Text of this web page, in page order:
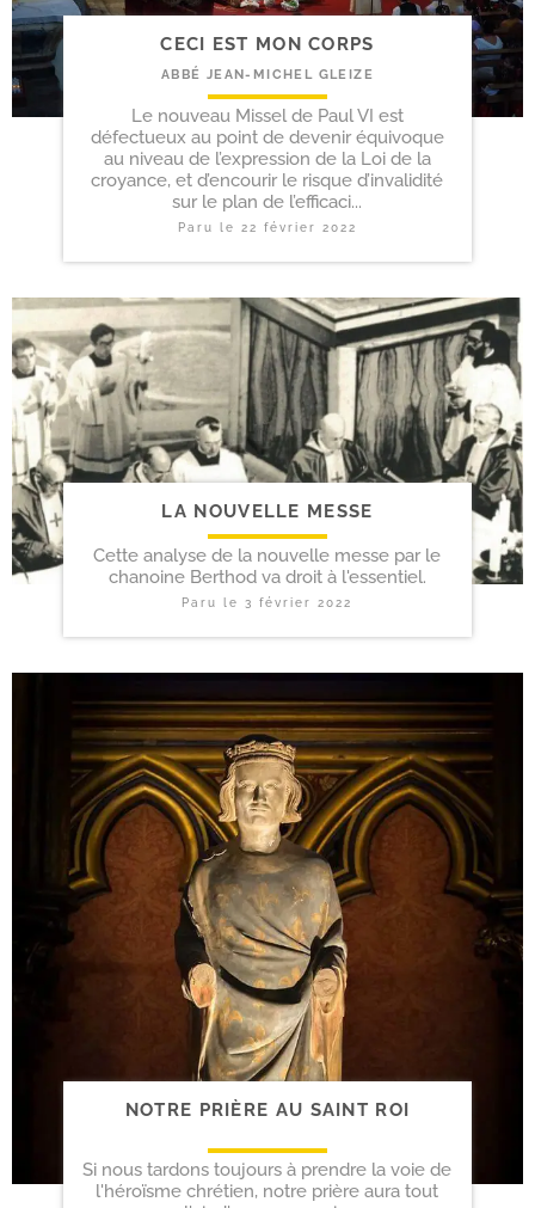
CECI EST MON CORPS
ABBÉ JEAN-MICHEL GLEIZE
Le nouveau Missel de Paul VI est
défectueux au point de devenir équivoque
au niveau de l’expression de la Loi de la
croyance, et d’encourir le risque d’invalidité
sur le plan de l’efficaci...
Paru le 22 février 2022
LA NOUVELLE MESSE
Cette analyse de la nouvelle messe par le
chanoine Berthod va droit à l'essentiel.
Paru le3 février 2022
NOTRE PRIÈRE AU SAINT ROI
Si nous tardons toujours à prendre la voie de
l'héroïsme chrétien, notre prière aura tout